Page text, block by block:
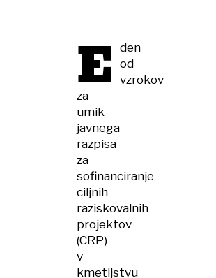
E den
od
vzrokov
za
umik
javnega
razpisa
za
sofinanciranje
ciljnih
raziskovalnih
projektov
(CRP)
v
kmetijstvu